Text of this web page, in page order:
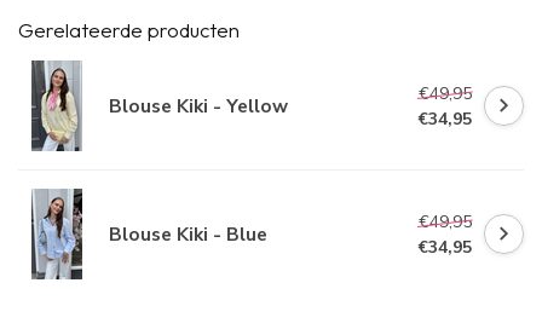
Gerelateerde producten
Blouse Kiki - Yellow
€49,95
€34,95
Blouse Kiki - Blue
€49,95
€34,95